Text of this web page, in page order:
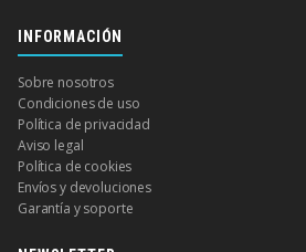
INFORMACIÓN
Sobre nosotros
Condiciones de uso
Política de privacidad
Aviso legal
Política de cookies
Envíos y devoluciones
Garantía y soporte